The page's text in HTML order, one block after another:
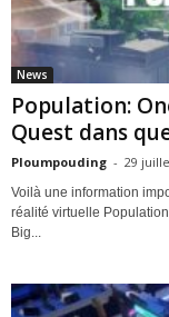
News
Population:
Quest dans
Ploumpouding - 29
Voilà une information
réalité virtuelle
Big...